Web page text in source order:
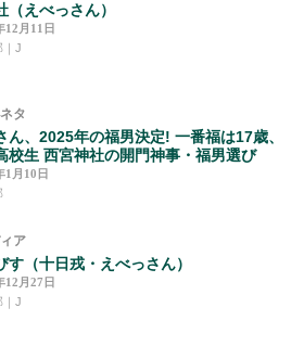
（えべっさん）
12月11日
｜J
タ
ん、2025年の福男決定! 一番福は17歳、
校生 西宮神社の開門神事・福男選び
1月10日
ア
す（十日戎・えべっさん）
12月27日
｜J